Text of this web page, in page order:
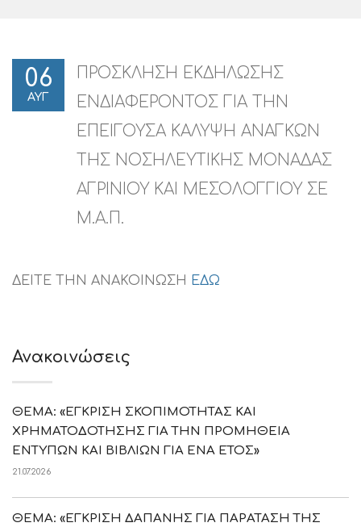
06
ΑΥΓ
ΠΡΟΣΚΛΗΣΗ ΕΚΔΗΛΩΣΗΣ
ΕΝΔΙΑΦΕΡΟΝΤΟΣ ΓΙΑ ΤΗΝ
ΕΠΕΙΓΟΥΣΑ ΚΑΛΥΨΗ ΑΝΑΓΚΩΝ
ΤΗΣ ΝΟΣΗΛΕΥΤΙΚΗΣ ΜOΝΑΔΑΣ
ΑΓΡΙΝΙΟΥ ΚΑΙ ΜΕΣΟΛΟΓΓΙΟΥ ΣΕ
Μ.Α.Π.
ΔΕΙΤΕ ΤΗΝ ΑΝΑΚΟΙΝΩΣΗ ΕΔΩ
Ανακοινώσεις
ΘΕΜΑ: «ΕΓΚΡΙΣΗ ΣΚΟΠΙΜΟΤΗΤΑΣ ΚΑΙ
ΧΡΗΜΑΤΟΔΟΤΗΣΗΣ ΓΙΑ ΤΗΝ ΠΡΟΜΗΘΕΙΑ
ΕΝΤΥΠΩΝ ΚΑΙ ΒΙΒΛΙΩΝ ΓΙΑ ΕΝΑ ΕΤΟΣ»
21.07.2026
ΘΕΜΑ: «ΕΓΚΡΙΣΗ ΔΑΠΑΝΗΣ ΓΙΑ ΠΑΡΑΤΑΣΗ ΤΗΣ